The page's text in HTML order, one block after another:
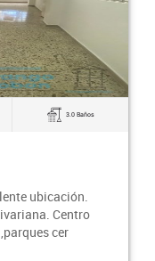
3.0 Baños
ubicación.
Centro
cer